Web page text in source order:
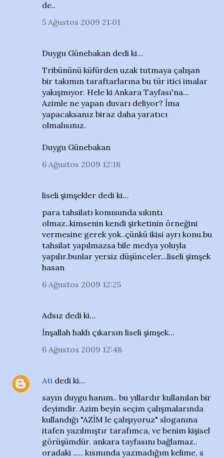
de..
5 Ağustos 2009 21:01
Duygu Günebakan dedi ki…
Tribününü küfürden uzak tutmaya çalışan
bir takımın taraftarlarına bu tür itici imalar
yakışmıyor. Hele ki Ankara Tayfası'na...
Azimle ne yapan duvarı deliyor? İma
yapacaksanız biraz daha yaratıcı
olmalısınız.
Duygu Günebakan
6 Ağustos 2009 12:18
liseli şimşekler dedi ki…
para tahsilatı konusunda sıkıntı
olmaz..kimsenin kendi şirketinin örneğini
vermesine gerek yok..çünkü ikisi ayrı konu.bu
tahsilat yapılmazsa bile medya yoluyla
yapılır.bunlar yersiz düşünceler...liseli şimşek
hasan
6 Ağustos 2009 12:25
Adsız dedi ki…
İnşallah haklı çıkarsın liseli şimşek...
6 Ağustos 2009 12:48
Ati dedi ki…
sayın duygu hanım.. bu yıllardır kullanılan bir
deyimdir. Azim beyin seçim çalışmalarında
kullandığı "AZİM le çalışıyoruz" sloganına
itafen yazılmıştır tarafımca, ve benim kişisel
görüşümdür. ankara tayfasını bağlamaz..
oradaki ..... kısmında yazmadığım kelime, s